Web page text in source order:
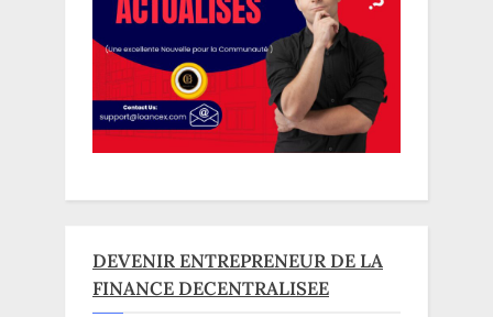
DEVENIR ENTREPRENEUR DE LA
FINANCE DECENTRALISEE